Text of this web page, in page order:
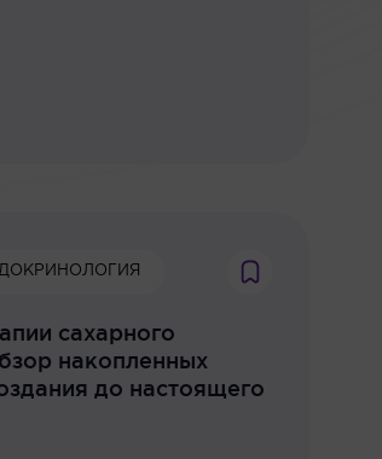
сахарного
накопленных
до настоящего